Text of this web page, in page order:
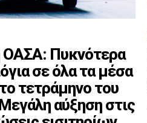
ΟΑΣΑ: Πυκνότερα
σε όλα τα μέσα
τετράμηνο του
αύξηση στις